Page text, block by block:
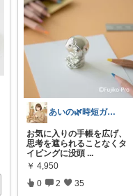
あいの🌿時短ガジェットと賢い暮らし
お気に入りの手帳を広げ、
思考を遮られることなくタ
イピングに没頭 ...
￥ 4,950
0 2 35